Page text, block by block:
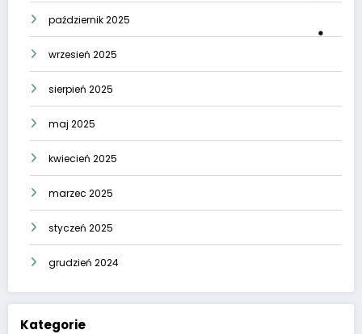
październik 2025
wrzesień 2025
sierpień 2025
maj 2025
kwiecień 2025
marzec 2025
styczeń 2025
grudzień 2024
Kategorie